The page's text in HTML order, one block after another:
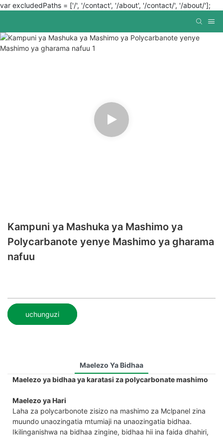
var excludedPaths = ['/', '/contact', '/about', '/contact/', '/about/'];
Kampuni ya Mashuka ya Mashimo ya
Polycarbanote yenye Mashimo ya gharama
nafuu
uchunguzi
Maelezo Ya Bidhaa
Maelezo ya bidhaa ya karatasi za polycarbonate mashimo
Maelezo ya Hari
Laha za polycarbonote zisizo na mashimo za Mclpanel zina
muundo unaozingatia mtumiaji na unaozingatia bidhaa.
Ikilinganishwa na bidhaa zingine, bidhaa hii ina faida dhahiri,